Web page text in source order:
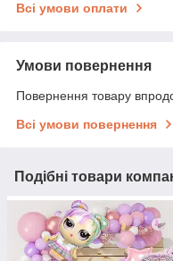
Всі умови оплати
Умови повернення
Повернення товару
Всі умови повернення
Подібні товари